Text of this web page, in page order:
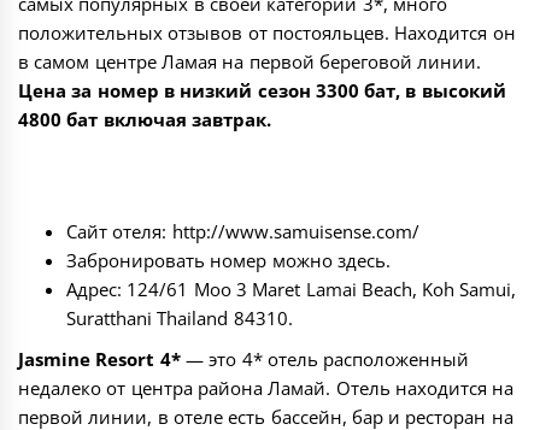
положительных отзывов от постояльцев. Находится он
в самом центре Ламая на первой береговой линии.
Цена за номер в низкий сезон 3300 бат, в высокий
4800 бат включая завтрак.
Сайт отеля: http://www.samuisense.com/
Забронировать номер можно здесь.
Адрес: 124/61 Moo 3 Maret Lamai Beach, Koh Samui,
Suratthani Thailand 84310.
Jasmine Resort 4* — это 4* отель расположенный
недалеко от центра района Ламай. Отель находится на
первой линии, в отеле есть бассейн, бар и ресторан на